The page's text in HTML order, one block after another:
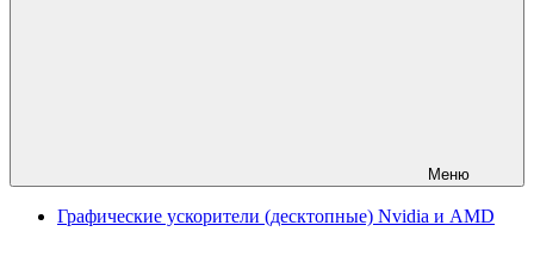
Меню
Графические ускорители (десктопные) Nvidia и AMD